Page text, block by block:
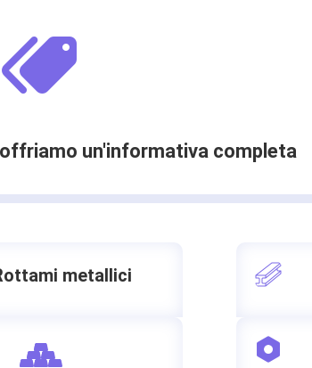
un'informativa completa
metallici